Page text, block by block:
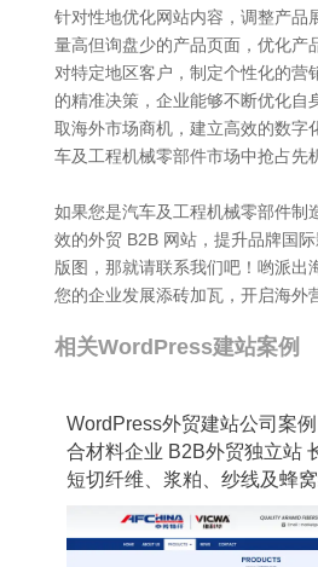
针对性地优化网站内容，调整产品
量高但询盘少的产品页面，优化产
对特定地区客户，制定个性化的营
的精准决策，企业能够不断优化自
取海外市场商机，建立高效的数字
车及工程机械零部件市场中抢占先
如果您是汽车及工程机械零部件制
效的外贸 B2B 网站，提升品牌国
版图，那就请联系我们吧！哟派出
您的企业发展添砖加瓦，开启海外
相关WordPress建站案例
WordPress外贸建站公司案
合材料企业 B2B外贸独立站
短切纤维、浆粕、纱线及蜂